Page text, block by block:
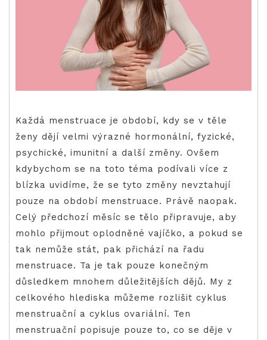
Každá menstruace je období, kdy se v těle
ženy dějí velmi výrazné hormonální, fyzické,
psychické, imunitní a další změny. Ovšem
kdybychom se na toto téma podívali více z
blízka uvidíme, že se tyto změny nevztahují
pouze na období menstruace. Právě naopak.
Celý předchozí měsíc se tělo připravuje, aby
mohlo přijmout oplodněné vajíčko, a pokud se
tak nemůže stát, pak přichází na řadu
menstruace. Ta je tak pouze konečným
důsledkem mnohem důležitějších dějů. My z
celkového hlediska můžeme rozlišit cyklus
menstruační a cyklus ovariální. Ten
menstruační popisuje pouze to, co se děje v